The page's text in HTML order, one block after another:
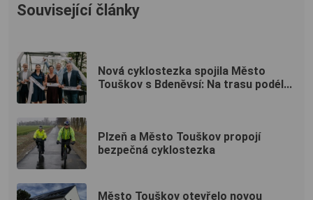
Související články
Nová cyklostezka spojila Město
Touškov s Bdeněvsí: Na trasu podél...
Plzeň a Město Touškov propojí
bezpečná cyklostezka
Město Touškov otevřelo novou